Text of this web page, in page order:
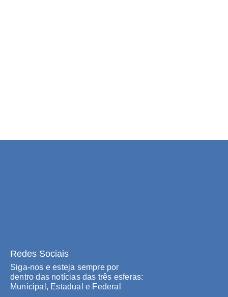
Redes Sociais
Siga-nos e esteja sempre por
dentro das notícias das três esferas:
Municipal, Estadual e Federal